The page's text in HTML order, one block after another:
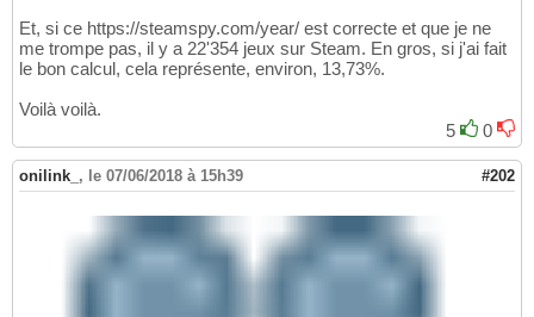
Et, si ce https://steamspy.com/year/ est correcte et que je ne
me trompe pas, il y a 22'354 jeux sur Steam. En gros, si j'ai fait
le bon calcul, cela représente, environ, 13,73%.
Voilà voilà.
5
0
onilink_ , le 07/06/2018 à 15h39 #202